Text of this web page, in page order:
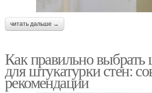
читать дальше →
Как правильно выбрать
для штукатурки стен:
рекомендации